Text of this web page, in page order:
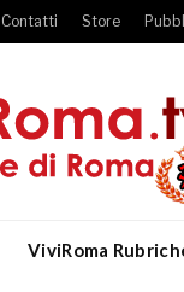
Contatti Store
ViviRoma